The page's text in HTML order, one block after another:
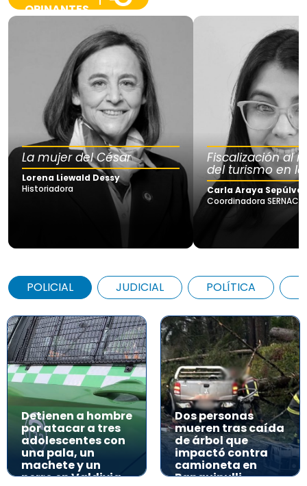
OPINANTES
La mujer del César
Lorena Liewald Dessy
Historiadora
Fiscalización al
del turismo en
Carla Araya
Coordinadora SERNAC
POLICIAL JUDICIAL POLÍTICA
Detienen a hombre
por atacar a tres
adolescentes con
una pala, un
machete y un
perro en Valdivia
Dos personas
mueren tras caída
de árbol que
impactó contra
camioneta en
Panguipulli